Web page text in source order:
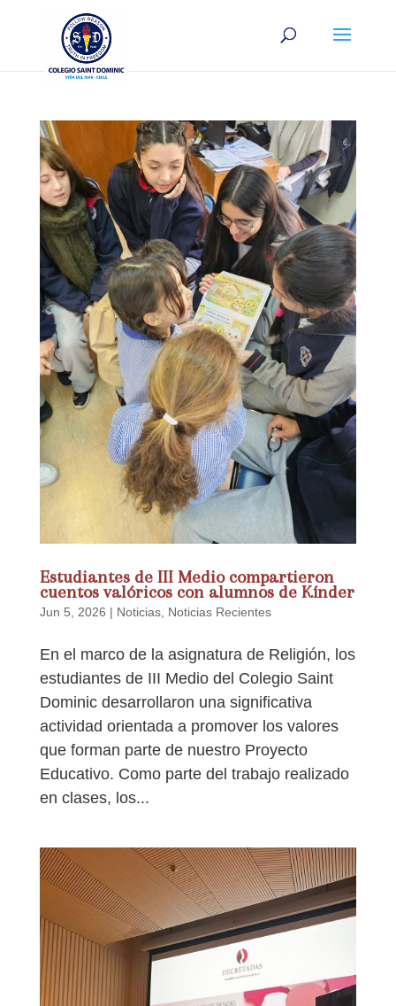
Estudiantes de III Medio compartieron
cuentos valóricos con alumnos de Kínder
Jun 5, 2026 | Noticias, Noticias Recientes
En el marco de la asignatura de Religión, los
estudiantes de III Medio del Colegio Saint
Dominic desarrollaron una significativa
actividad orientada a promover los valores
que forman parte de nuestro Proyecto
Educativo. Como parte del trabajo realizado
en clases, los...